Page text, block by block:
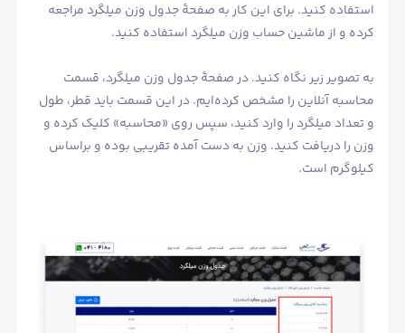
استفاده کنید. برای این کار به صفحۀ جدول وزن میلگرد مراجعه
کرده و از ماشین حساب وزن میلگرد استفاده کنید.
به تصویر زیر نگاه کنید. در صفحۀ جدول وزن میلگرد، قسمت
محاسبه آنلاین را مشخص کرده‌ایم. در این قسمت باید قطر، طول
و تعداد میلگرد را وارد کنید، سپس روی «محاسبه» کلیک کرده و
وزن را دریافت کنید. وزن به دست آمده تقریبی بوده و براساس
کیلوگرم است.